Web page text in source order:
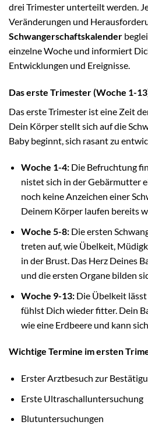
drei Trimester unterteilt werden.
Veränderungen und
Schwangerschaftskalender
einzelne Woche und informiert
Entwicklungen und Ereignisse.
Das erste Trimester (Woche 1-
Das erste Trimester ist eine Zeit
Dein Körper stellt sich auf die
Baby beginnt, sich rasant zu
Woche 1-4:Die Befruchtung
nistet sich in der Gebärmutter
noch keine Anzeichen einer
Deinem Körper laufen bereits
Woche 5-8:Die ersten
treten auf, wie Übelkeit,
in der Brust. Das Herz Deines
und die ersten Organe bilden
Woche 9-13:Die Übelkeit lässt
fühlst Dich wieder fitter. Dein
wie eine Erdbeere und kann
Wichtige Termine im ersten
Erster Arztbesuch zur
Erste Ultraschalluntersuchung
Blutuntersuchungen